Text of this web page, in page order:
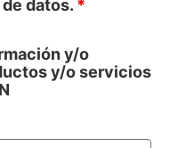
datos. *
y/o
y/o servicios